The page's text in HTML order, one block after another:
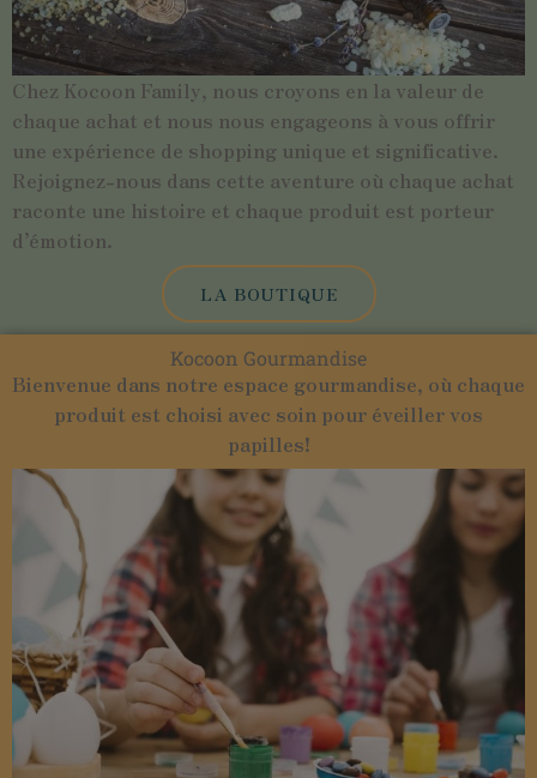
Chez Kocoon Family, nous croyons en la valeur de
chaque achat et nous nous engageons à vous offrir
une expérience de shopping unique et significative.
Rejoignez-nous dans cette aventure où chaque achat
raconte une histoire et chaque produit est porteur
d’émotion.
LA BOUTIQUE
Kocoon Gourmandise
Bienvenue dans notre espace gourmandise, où chaque
produit est choisi avec soin pour éveiller vos
papilles!